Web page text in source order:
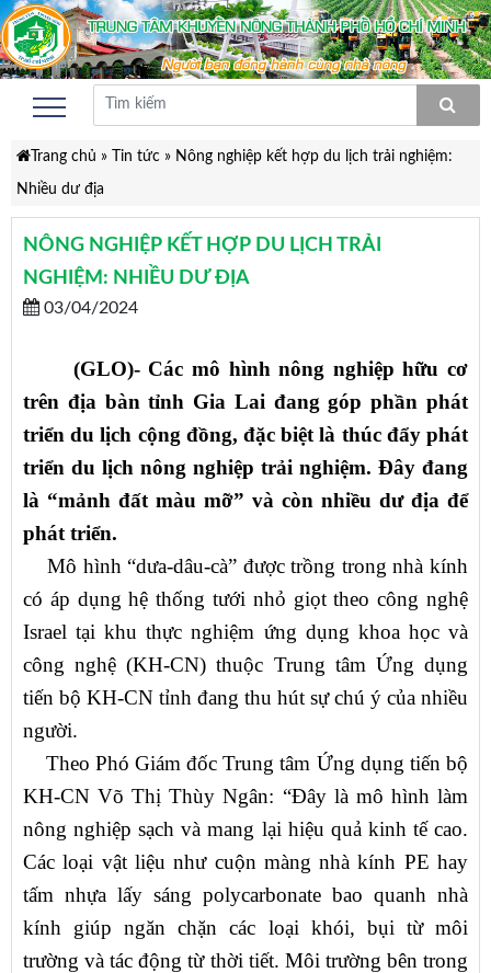
Trang chủ » Tin tức» Nông nghiệp kết hợp du lịch trải nghiệm:
Nhiều dư địa
NÔNG NGHIỆP KẾT HỢP DU LỊCH TRẢI
NGHIỆM: NHIỀU DƯ ĐỊA
03/04/2024
(GLO)- Các mô hình nông nghiệp hữu cơ
trên địa bàn tỉnh Gia Lai đang góp phần phát
triển du lịch cộng đồng, đặc biệt là thúc đẩy phát
triển du lịch nông nghiệp trải nghiệm. Đây đang
là “mảnh đất màu mỡ” và còn nhiều dư địa để
phát triển.
Mô hình “dưa-dâu-cà” được trồng trong nhà kính
có áp dụng hệ thống tưới nhỏ giọt theo công nghệ
Israel tại khu thực nghiệm ứng dụng khoa học và
công nghệ (KH-CN) thuộc Trung tâm Ứng dụng
tiến bộ KH-CN tỉnh đang thu hút sự chú ý của nhiều
người.
Theo Phó Giám đốc Trung tâm Ứng dụng tiến bộ
KH-CN Võ Thị Thùy Ngân: “Đây là mô hình làm
nông nghiệp sạch và mang lại hiệu quả kinh tế cao.
Các loại vật liệu như cuộn màng nhà kính PE hay
tấm nhựa lấy sáng polycarbonate bao quanh nhà
kính giúp ngăn chặn các loại khói, bụi từ môi
trường và tác động từ thời tiết. Môi trường bên trong